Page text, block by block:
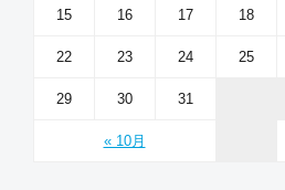
« 10月
15 16 17 18
22 23 24 25
29 30 31